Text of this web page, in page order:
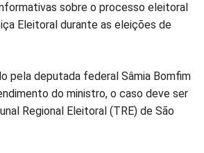
sobre o processo eleitoral
Eleitoral durante as eleições de
pela deputada federal Sâmia Bomfim
do ministro, o caso deve ser
Regional Eleitoral (TRE) de São